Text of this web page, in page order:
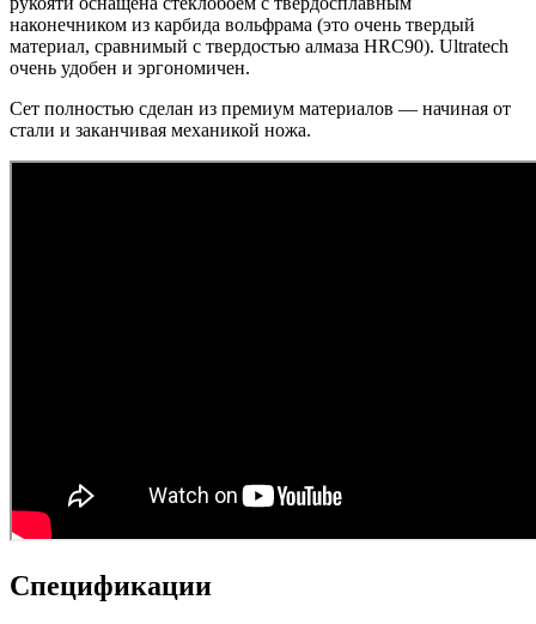
наконечником из карбида вольфрама (это очень твердый
материал, сравнимый с твердостью алмаза HRC90). Ultratech
очень удобен и эргономичен.
Сет полностью сделан из премиум материалов — начиная от
стали и заканчивая механикой ножа.
Спецификации